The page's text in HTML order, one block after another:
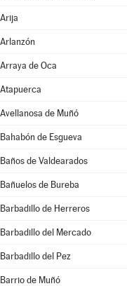
Arija
Arlanzón
Arraya de Oca
Atapuerca
Avellanosa de Muñó
Bahabón de Esgueva
Baños de Valdearados
Bañuelos de Bureba
Barbadillo de Herreros
Barbadillo del Mercado
Barbadillo del Pez
Barrio de Muñó